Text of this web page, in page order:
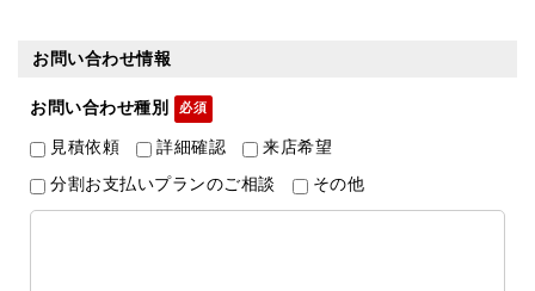
お問い合わせ情報
お問い合わせ種別
見積依頼 詳細確認 来店希望
分割お支払いプランのご相談 その他